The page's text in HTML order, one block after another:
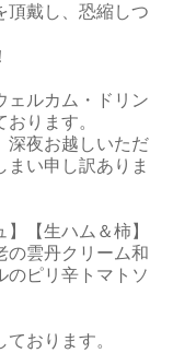
頂戴し、恐縮しつ
ェルカム・ドリン
ります。
深夜お越しいただ
い申し訳ありま
【生ハム＆柿】
の雲丹クリーム和
のピリ辛トマトソ
おります。